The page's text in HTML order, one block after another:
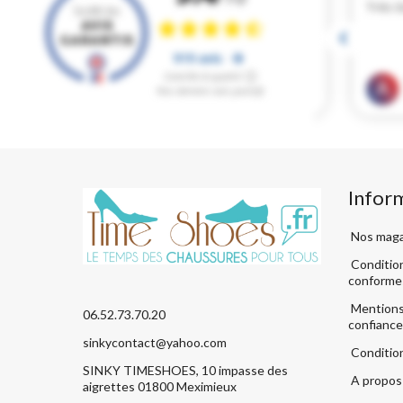
06.52.73.70.20
sinkycontact@yahoo.com
SINKY TIMESHOES, 10 impasse des
aigrettes 01800 Meximieux
Nos
A